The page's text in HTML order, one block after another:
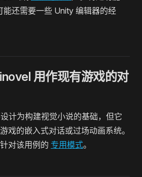
能还需要一些 Unity 编辑器的经
用作现有游戏的对
计为构建视觉小说的基础，但它
戏的嵌入式对话或过场动画系统。
对该用例的 专用模式。